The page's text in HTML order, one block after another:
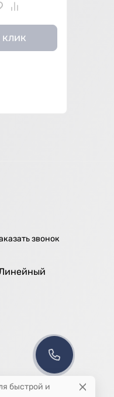
клик
звонок
быстрой и